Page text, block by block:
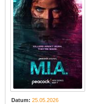
Datum: 25.05.2026